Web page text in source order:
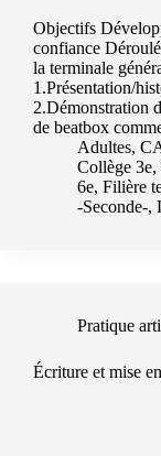
Objectifs
confiance
la terminale
1.Présentation/
2.Démonstration
de beatbox
Adultes,
Collège 3e,
6e, Filière
-Seconde-,
Pratique
Écriture et mise